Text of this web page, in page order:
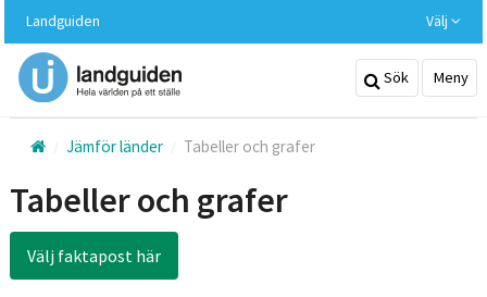
huvudinnehållet
Landguiden Välj
Sök Meny
Jämför länder Tabeller och grafer
Tabeller och grafer
Välj faktapost här